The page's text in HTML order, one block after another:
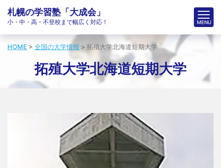
札幌の学習塾「大成会」
小・中・高・不登校まで幅広く対応！
HOME > 全国の大学情報 > 拓殖大学北海道短期大学
拓殖大学北海道短期大学